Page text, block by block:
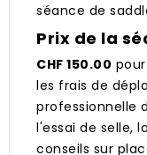
séance de
Prix de la
CHF 150.00
les frais de
professionnelle
l'essai de selle,
conseils sur